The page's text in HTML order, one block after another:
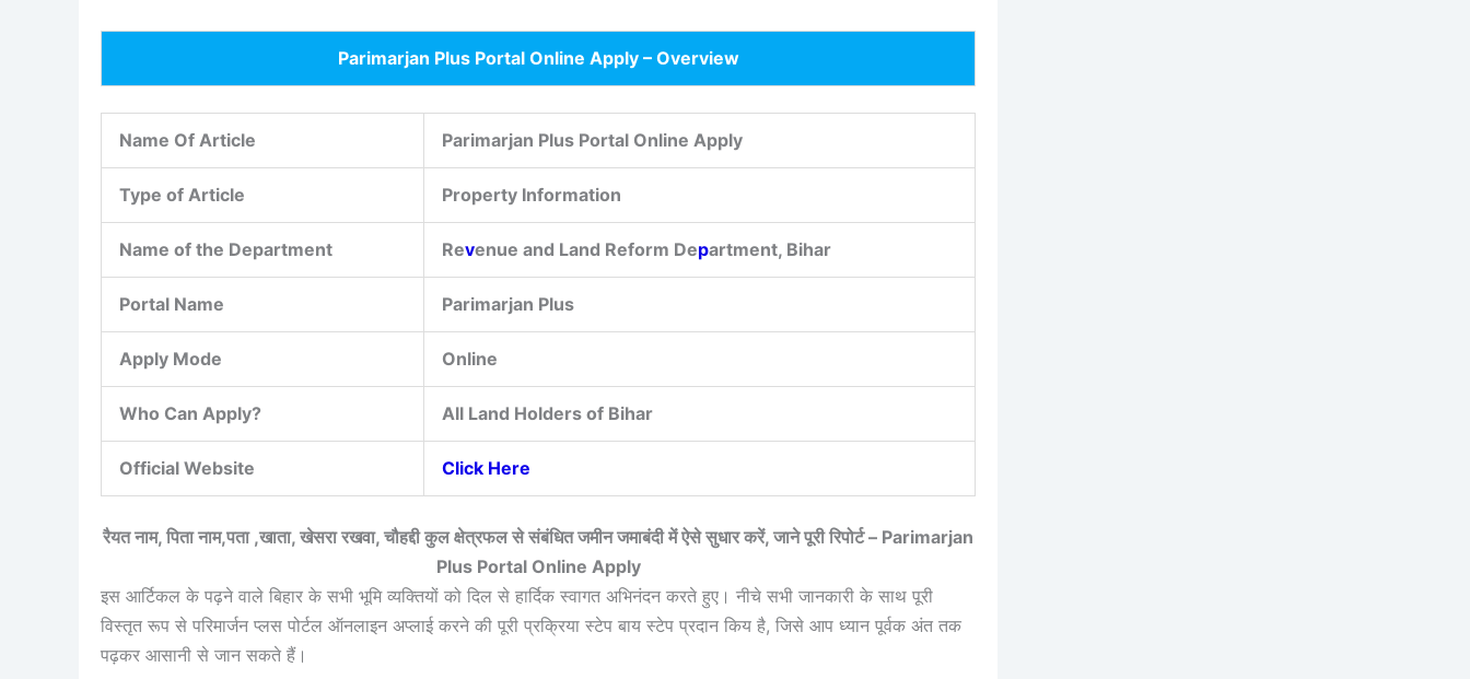
Parimarjan Plus Portal Online Apply – Overview
Name Of Article Parimarjan Plus Portal Online Apply
Type of Article Property Information
Name of the Department Revenue and Land Reform Department, Bihar
Portal Name Parimarjan Plus
Apply Mode Online
Who Can Apply? All Land Holders of Bihar
Official Website Click Here
रैयत नाम, पिता नाम,पता ,खाता, खेसरा रखवा, चौहद्दी कुल क्षेत्रफल से संबंधित जमीन जमाबंदी में ऐसे सुधार करें, जाने पूरी रिपोर्ट – Parimarjan
Plus Portal Online Apply
इस आर्टिकल के पढ़ने वाले बिहार के सभी भूमि व्यक्तियों को दिल से हार्दिक स्वागत अभिनंदन करते हुए। नीचे सभी जानकारी के साथ पूरी
विस्तृत रूप से परिमार्जन प्लस पोर्टल ऑनलाइन अप्लाई करने की पूरी प्रक्रिया स्टेप बाय स्टेप प्रदान किय है, जिसे आप ध्यान पूर्वक अंत तक
पढ़कर आसानी से जान सकते हैं।